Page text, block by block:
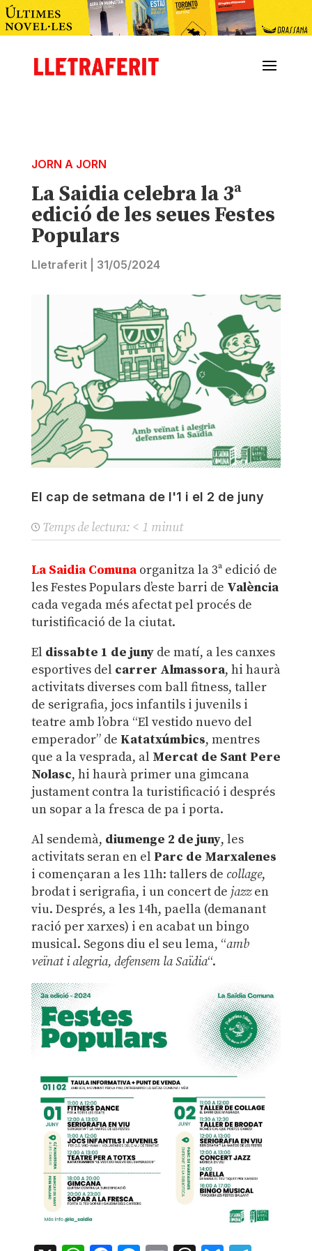
JORN A JORN
La Saidia celebra la 3ª
edició de les seues Festes
Populars
Lletraferit| 31/05/2024
El cap de setmana de l'1 i el 2 de juny
Temps de lectura: < 1 minut
La Saidia Comunaorganitza la 3ª edició de
les Festes Populars d’este barri de València
cada vegada més afectat pel procés de
turistificació de la ciutat.
El dissabte 1 de junyde matí, a les canxes
esportives del carrer Almassora, hi haurà
activitats diverses com ball fitness, taller
de serigrafia, jocs infantils i juvenils i
teatre amb l’obra “El vestido nuevo del
emperador” de Katatxúmbics, mentres
que a la vesprada, al Mercat de Sant Pere
Nolasc, hi haurà primer una gimcana
justament contra la turistificació i després
un sopar a la fresca de pa i porta.
Al sendemà, diumenge 2 de juny, les
activitats seran en el Parc de Marxalenes
i començaran a les 11h: tallers de collage,
brodat i serigrafia, i un concert de jazzen
viu. Després, a les 14h, paella (demanant
ració per xarxes) i en acabat un bingo
musical. Segons diu el seu lema, “amb
veïnat i alegria, defensem la Saïdia“.